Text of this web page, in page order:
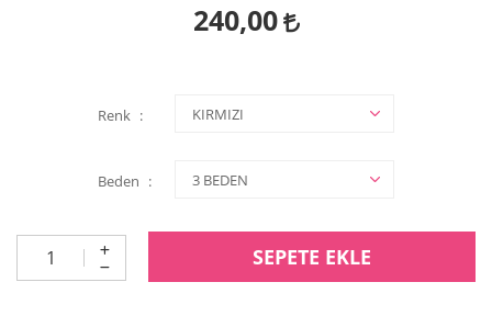
240,00
Renk
Beden
SEPETE EKLE